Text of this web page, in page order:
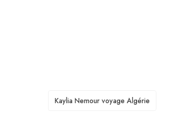
TAGS
Kaylia Nemour voyage Algérie